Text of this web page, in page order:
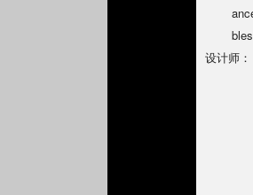
设计师：